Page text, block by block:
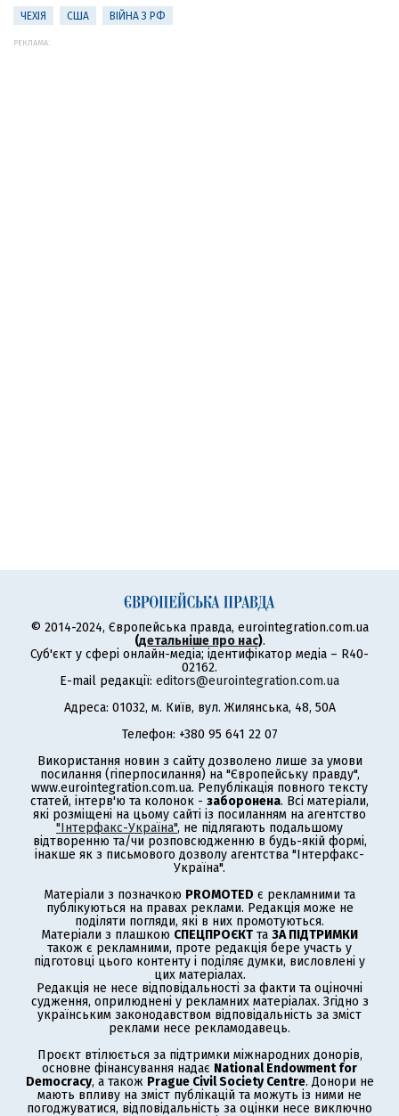
ЧЕХІЯ США ВІЙНА З РФ
РЕКЛАМА:
© 2014-2024, Європейська правда, eurointegration.com.ua
(детальніше про нас).
Суб'єкт у сфері онлайн-медіа; ідентифікатор медіа – R40-
02162.
E-mail редакції: editors@eurointegration.com.ua
Адреса: 01032, м. Київ, вул. Жилянська, 48, 50А
Телефон: +380 95 641 22 07
Використання новин з сайту дозволено лише за умови
посилання (гіперпосилання) на "Європейську правду",
www.eurointegration.com.ua. Републікація повного тексту
статей, інтерв'ю та колонок - заборонена. Всі матеріали,
які розміщені на цьому сайті із посиланням на агентство
"Інтерфакс-Україна", не підлягають подальшому
відтворенню та/чи розповсюдженню в будь-якій формі,
інакше як з письмового дозволу агентства "Інтерфакс-
Україна".
Матеріали з позначкою PROMOTED є рекламними та
публікуються на правах реклами. Редакція може не
поділяти погляди, які в них промотуються.
Матеріали з плашкою СПЕЦПРОЄКТ та ЗА ПІДТРИМКИ
також є рекламними, проте редакція бере участь у
підготовці цього контенту і поділяє думки, висловлені у
цих матеріалах.
Редакція не несе відповідальності за факти та оціночні
судження, оприлюднені у рекламних матеріалах. Згідно з
українським законодавством відповідальність за зміст
реклами несе рекламодавець.
Проєкт втілюється за підтримки міжнародних донорів,
основне фінансування надає National Endowment for
Democracy, а також Prague Civil Society Centre. Донори не
мають впливу на зміст публікацій та можуть із ними не
погоджуватися, відповідальність за оцінки несе виключно